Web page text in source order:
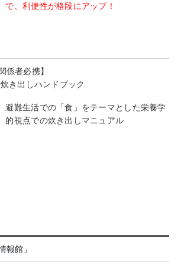
で、利便性が格段にアップ！
係者必携】
き出しハンドブック
避難生活での「食」をテーマとした栄養学
的視点での炊き出しマニュアル
報館」